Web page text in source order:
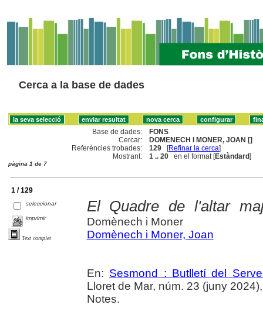
Cerca a la base de dades
Base de dades:
FONS
Cercar:
DOMENECH I MONER, JOAN []
Referències trobades:
129 [Refinar la cerca]
Mostrant:
1 .. 20 en el format [Estàndard]
pàgina 1 de 7
1 / 129
seleccionar
imprimir
Text complet
El Quadre de l'altar
Domènech i Moner
Domènech i Moner, Joan
En: Sesmond : Butlletí del
Lloret de Mar, núm. 23 (juny
Notes.